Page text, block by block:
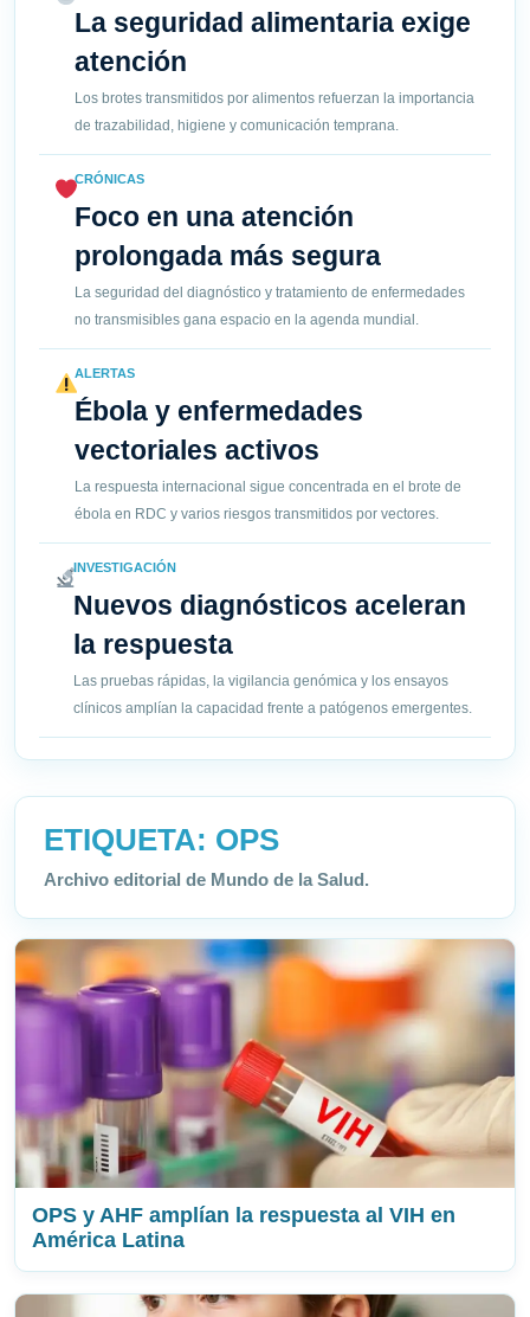
La seguridad alimentaria exige
atención
Los brotes transmitidos por alimentos refuerzan la importancia
de trazabilidad, higiene y comunicación temprana.
CRÓNICAS
Foco en una atención
prolongada más segura
La seguridad del diagnóstico y tratamiento de enfermedades
no transmisibles gana espacio en la agenda mundial.
ALERTAS
Ébola y enfermedades
vectoriales activos
La respuesta internacional sigue concentrada en el brote de
ébola en RDC y varios riesgos transmitidos por vectores.
INVESTIGACIÓN
Nuevos diagnósticos aceleran
la respuesta
Las pruebas rápidas, la vigilancia genómica y los ensayos
clínicos amplían la capacidad frente a patógenos emergentes.
ETIQUETA: OPS
Archivo editorial de Mundo de la Salud.
OPS y AHF amplían la respuesta al VIH en
América Latina